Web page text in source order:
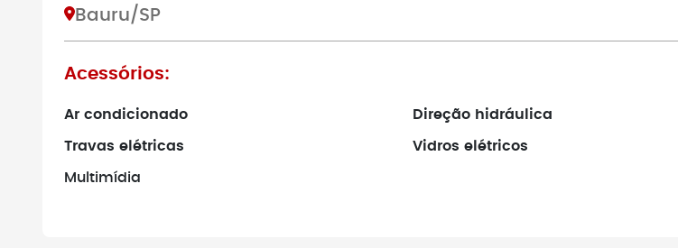
Bauru/SP
Acessórios:
Ar condicionado Direção hidráulica
Travas elétricas Vidros elétricos
Multimídia